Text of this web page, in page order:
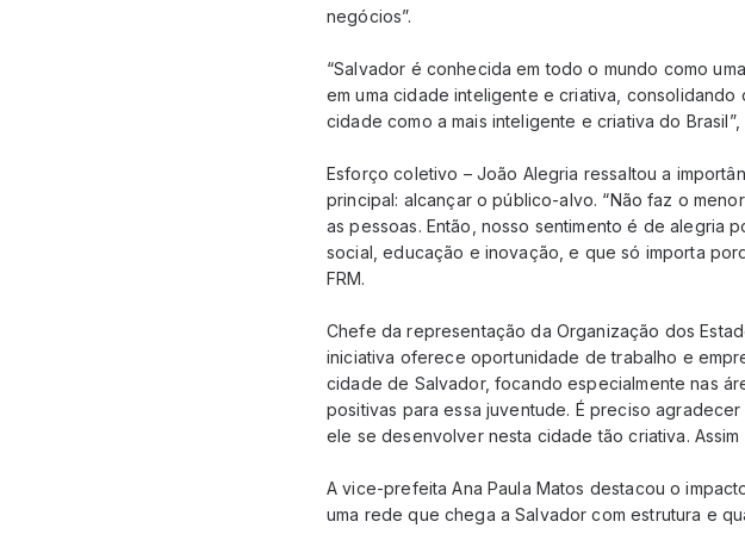
negócios”.
“Salvador é conhecida em todo o mundo como
em uma cidade inteligente e criativa,
cidade como a mais inteligente e criativa do
Esforço coletivo – João Alegria ressaltou a
principal: alcançar o público-alvo. “Não faz o
as pessoas. Então, nosso sentimento é de alegria
social, educação e inovação, e que só importa
FRM.
Chefe da representação da Organização dos
iniciativa oferece oportunidade de trabalho e
cidade de Salvador, focando especialmente nas
positivas para essa juventude. É preciso
ele se desenvolver nesta cidade tão criativa.
A vice-prefeita Ana Paula Matos destacou o
uma rede que chega a Salvador com estrutura e